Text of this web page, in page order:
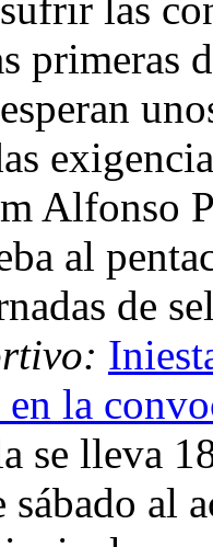
primeras
Alfonso
al
de
la
se lleva
sábado al